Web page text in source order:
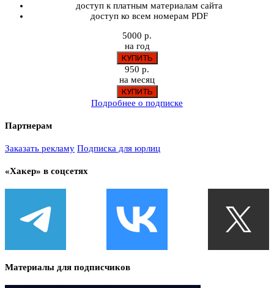
доступ к платным материалам сайта
доступ ко всем номерам PDF
5000 р.
на год
950 р.
на месяц
Подробнее о подписке
Партнерам
Заказать рекламу Подписка для юрлиц
«Хакер» в соцсетях
Материалы для подписчиков